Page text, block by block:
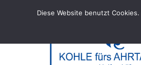
Diese Website benutzt